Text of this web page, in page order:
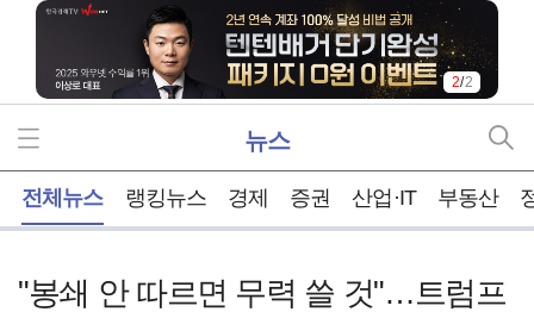
2/2
뉴스
전체뉴스 랭킹뉴스 경제 증권 산업·IT 부동산
"봉쇄 안 따르면 무력 쓸 것"…트럼프